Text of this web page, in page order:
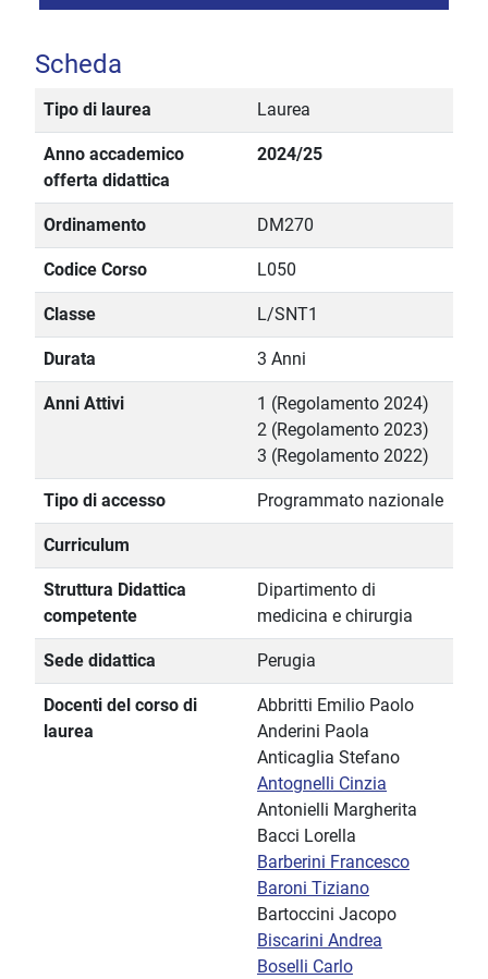
Scheda
Tipo di laurea Laurea
Anno accademico
offerta didattica
2024/25
Ordinamento DM270
Codice Corso L050
Classe L/SNT1
Durata 3 Anni
Anni Attivi
1 (Regolamento 2024)
2 (Regolamento 2023)
3 (Regolamento 2022)
Tipo di accesso Programmato nazionale
Curriculum
Struttura Didattica
competente
Dipartimento di
medicina e chirurgia
Sede didattica Perugia
Docenti del corso di
laurea
Abbritti Emilio Paolo
Anderini Paola
Anticaglia Stefano
Antognelli Cinzia
Antonielli Margherita
Bacci Lorella
Barberini Francesco
Baroni Tiziano
Bartoccini Jacopo
Biscarini Andrea
Boselli Carlo